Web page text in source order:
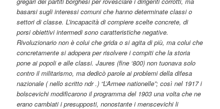
basarsi sugli interessi comuni che hanno determinate classi o
settori di classe. L’incapacità di compiere scelte concrete, di
porsi obiettivi intermedi sono caratteristiche negative.
Rivoluzionario non è colui che grida o si agita di più, ma colui che
concretamente si adopera per risolvere i compiti che la storia
pone ai popoli e alle classi. Jaures (fine ‘800) non tuonava solo
contro il militarismo, ma dedicò parole ai problemi della difesa
nazionale ( nello scritto ndr .) “L’Armee nationelle”; così nel 1917 i
bolscevichi modificarono il programma del 1903 una volta che ne
erano cambiati i presupposti, nonostante i menscevichi li